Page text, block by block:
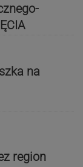
na
region